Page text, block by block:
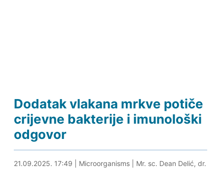
Dodatak vlakana mrkve potiče
crijevne bakterije i imunološki
odgovor
21.09.2025. 18:05
21.09.2025. 17:49 Microorganisms| Mr. sc. Dean Delić, dr.